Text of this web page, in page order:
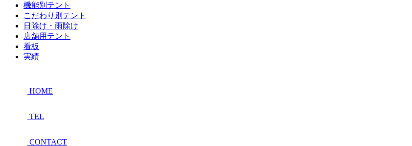
機能別テント
こだわり別テント
日除け・雨除け
店舗用テント
看板
実績
HOME
TEL
CONTACT